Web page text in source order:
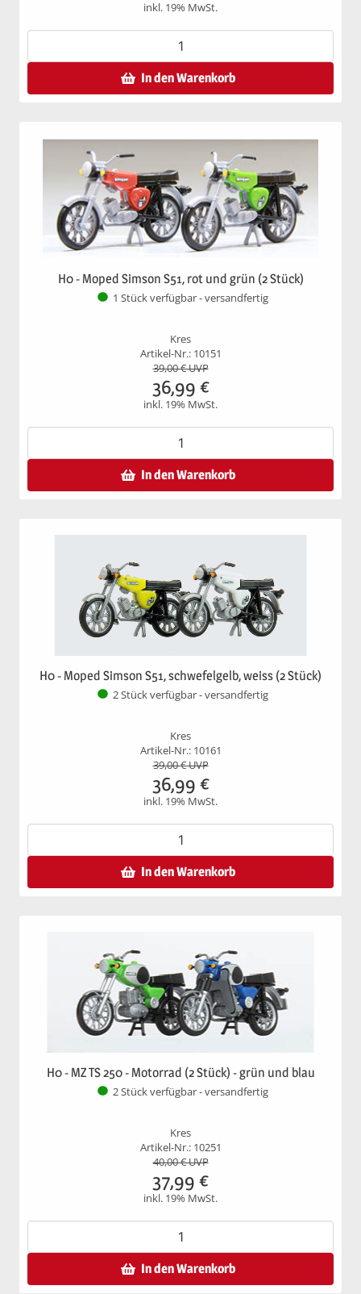
inkl. 19% MwSt.
In den Warenkorb
H0 - Moped Simson S51, rot und grün (2 Stück)
1 Stück verfügbar - versandfertig
Kres
Artikel-Nr.: 10151
39,00€ UVP
36,99 €
inkl. 19% MwSt.
In den Warenkorb
H0 - Moped Simson S51, schwefelgelb, weiss (2 Stück)
2 Stück verfügbar - versandfertig
Kres
Artikel-Nr.: 10161
39,00€ UVP
36,99 €
inkl. 19% MwSt.
In den Warenkorb
H0 - MZ TS 250 - Motorrad (2 Stück) - grün und blau
2 Stück verfügbar - versandfertig
Kres
Artikel-Nr.: 10251
40,00€ UVP
37,99 €
inkl. 19% MwSt.
In den Warenkorb